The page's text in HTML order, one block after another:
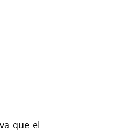
que el